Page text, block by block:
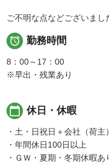
ご不明な点などございま
 勤務時間
8：00～17：00
※早出・残業あり
calendar_today 休日・休暇
・土・日祝日＋会社（荷
・年間休日100日以上
・ＧＷ・夏期・冬期休暇あ